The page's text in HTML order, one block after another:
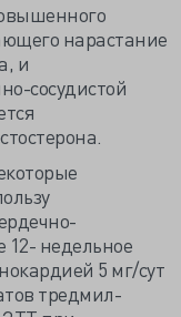
нарастание
и
сосудистой
12- недельное
5 мг/сут
тредмил-